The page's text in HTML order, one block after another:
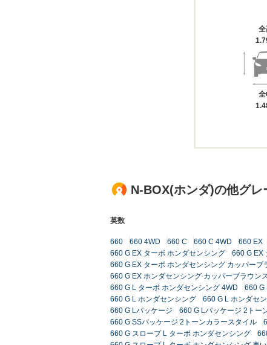
N-BOX(ホンダ)の他グレ
英数
660 660 4WD 660 C 660 C 4WD 660 EX
660 G EX ターボ ホンダセンシング
660 G EX
660 G EX ターボ ホンダセンシング カッパーブ
660 G EX ホンダセンシング カッパーブラウン
660 G L ターボ ホンダセンシング 4WD
660 G
660 G L ホンダセンシング
660 G L ホンダセ
660 G Lパッケージ
660 G Lパッケージ 2トー
660 G SSパッケージ 2トーンカラースタイル
660 G スロープ L ターボ ホンダセンシング